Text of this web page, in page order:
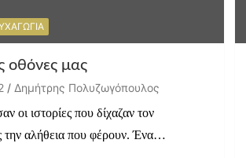
οθόνες μας
Δημήτρης Πολυζωγόπουλος
οι ιστορίες που δίχαζαν τον
την αλήθεια που φέρουν. Ένα…